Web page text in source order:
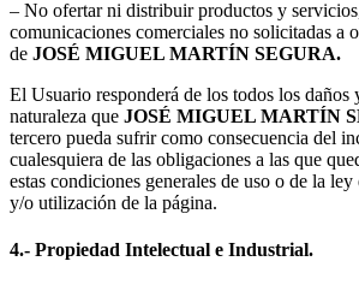
– No ofertar ni distribuir productos y
comunicaciones comerciales no solicitadas a
de JOSÉ MIGUEL MARTÍN SEGURA.
El Usuario responderá de los todos los daños
naturaleza que JOSÉ MIGUEL MARTÍN
tercero pueda sufrir como consecuencia del
cualesquiera de las obligaciones a las que
estas condiciones generales de uso o de la
y/o utilización de la página.
4.- Propiedad Intelectual e Industrial.